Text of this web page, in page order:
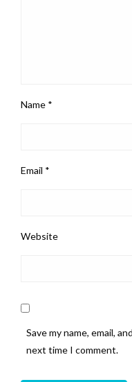
Name *
Email *
Website
Save my name, email,
next time I comment.